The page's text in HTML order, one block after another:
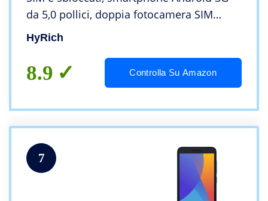
da 5,0 pollici, doppia fotocamera SIM
doppia, WIFI, Bluetooth, GPS,telefoni
cellulari (Note 80- Green)
HyRich
8.9 Controlla Su Amazon
7